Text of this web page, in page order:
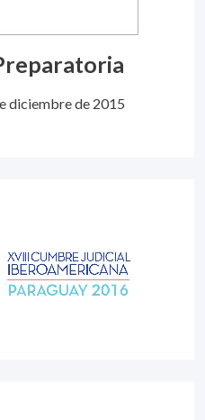
diciembre de 2015